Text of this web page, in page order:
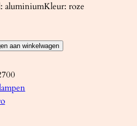
aluminiumKleur: roze
aan winkelwagen